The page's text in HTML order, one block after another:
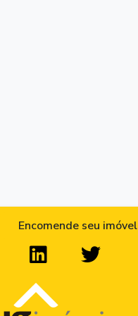
Encomende seu imóvel